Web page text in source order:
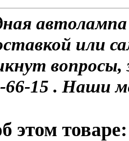
или
66-15 . Наши
этом товаре: